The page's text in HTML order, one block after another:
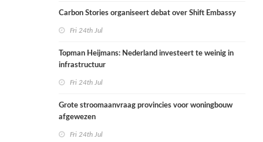
Carbon Stories organiseert debat over Shift Embassy
Fri 24th Jul
Topman Heijmans: Nederland investeert te weinig in
infrastructuur
Fri 24th Jul
Grote stroomaanvraag provincies voor woningbouw
afgewezen
Fri 24th Jul